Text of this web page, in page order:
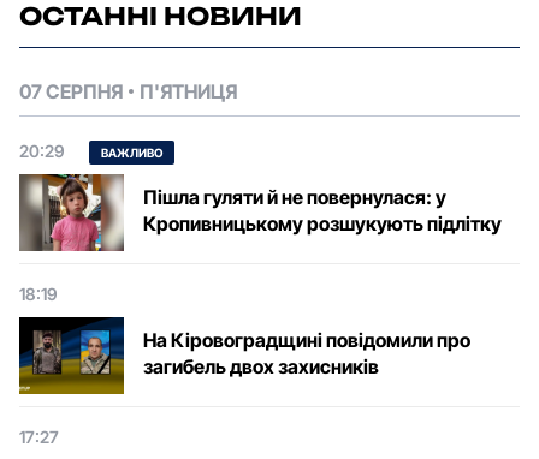
ОСТАННІ НОВИНИ
07 СЕРПНЯ П'ЯТНИЦЯ
20:29 ВАЖЛИВО
Пішла гуляти й не повернулася: у
Кропивницькому розшукують підлітку
18:19
На Кіровоградщині повідомили про
загибель двох захисників
17:27